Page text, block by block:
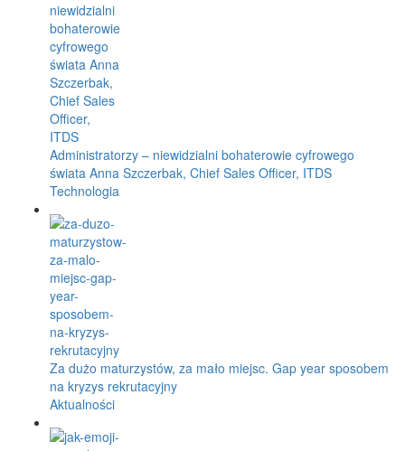
Administratorzy – niewidzialni bohaterowie cyfrowego
świata Anna Szczerbak, Chief Sales Officer, ITDS
Technologia
Za dużo maturzystów, za mało miejsc. Gap year sposobem
na kryzys rekrutacyjny
Aktualności